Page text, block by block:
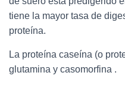
tiene la mayor tasa de
proteína.
La proteína caseína (o
glutamina y casomorfina .